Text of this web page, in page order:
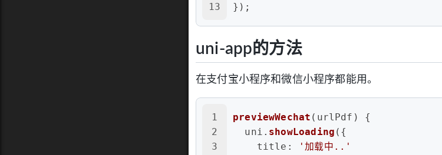
13
});
uni-app的方法
在支付宝小程序和微信小程序都能用。
1
2
3
previewWechat ( urlPdf ) {
  uni.
showLoading ({
title :
'加载中..'